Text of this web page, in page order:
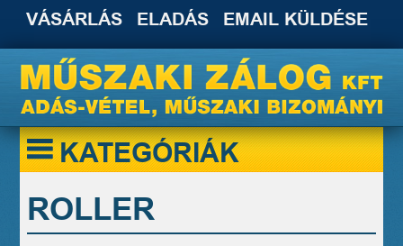
VÁSÁRLÁS ELADÁS EMAIL KÜLDÉSE
KATEGÓRIÁK
ROLLER